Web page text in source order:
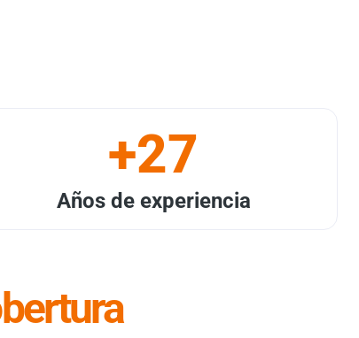
+27
Años de experiencia